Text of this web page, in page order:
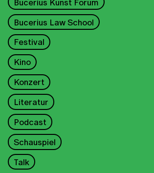
Bucerius Law School
Festival
Kino
Konzert
Literatur
Podcast
Schauspiel
Talk